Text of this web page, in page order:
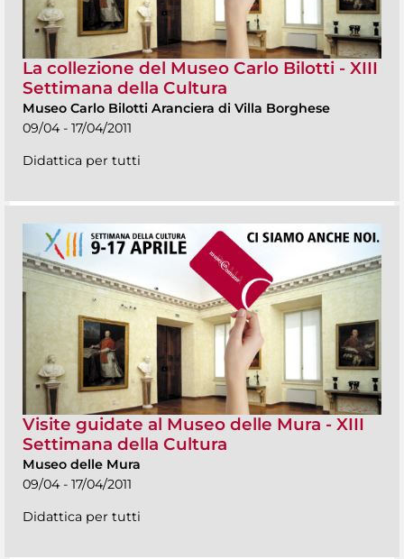
La collezione del Museo Carlo Bilotti - XIII
Settimana della Cultura
Museo Carlo Bilotti Aranciera di Villa Borghese
09/04 - 17/04/2011
Didattica per tutti
Visite guidate al Museo delle Mura - XIII
Settimana della Cultura
Museo delle Mura
09/04 - 17/04/2011
Didattica per tutti